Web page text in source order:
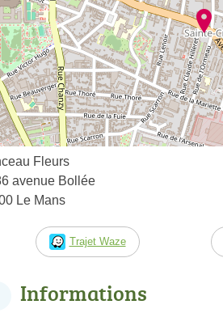
Fleurs
avenue Bollée
Le Mans
Trajet Waze
Informations